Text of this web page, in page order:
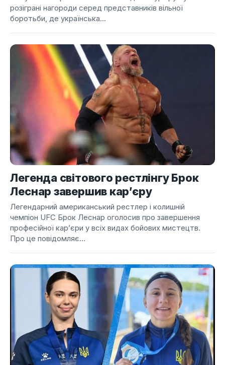
розіграні нагороди серед представників вільної
боротьби, де українська...
Легенда світового рестлінгу Брок
Леснар завершив кар’єру
Легендарний американський рестлер і колишній
чемпіон UFC Брок Леснар оголосив про завершення
професійної кар’єри у всіх видах бойових мистецтв.
Про це повідомляє...